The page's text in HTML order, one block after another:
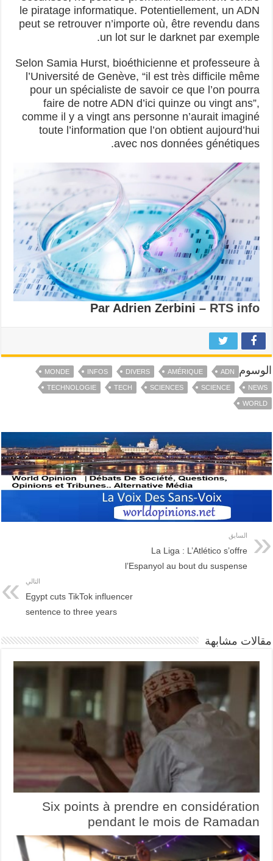
le piratage informatique. Potentiellement, un ADN
peut se retrouver n’importe où, être revendu dans
un lot sur le darknet par exemple.
Selon Samia Hurst, bioéthicienne et professeure à
l’Université de Genève, “il est très difficile même
pour un spécialiste de savoir ce que l’on pourra
faire de notre ADN d’ici quinze ou vingt ans”,
comme il y a vingt ans personne n’aurait imaginé
toute l’information que l’on obtient aujourd’hui
avec nos données génétiques.
Par Adrien Zerbini – RTS info
الوسوم ADN
AMÉRIQUE
DIVERS
INFOS
MONDE
NEWS
SCIENCE
SCIENCES
TECH
TECHNOLOGIE
WORLD
السابق
La Liga : L’Atlético s’offre
l’Espanyol au bout du suspense
التالي
Egypt cuts TikTok influencer
sentence to three years
مقالات مشابهة
Six points à prendre en considération
pendant le mois de Ramadan